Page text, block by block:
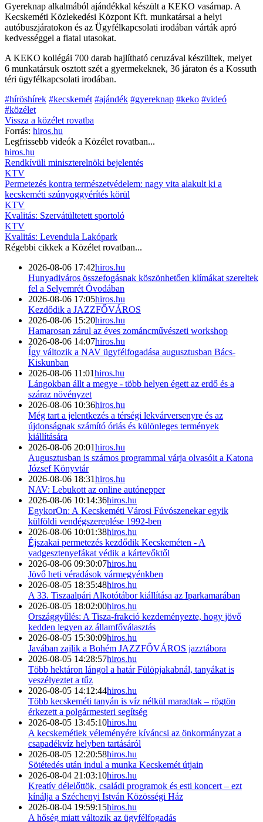
Gyereknap alkalmából ajándékkal készült a KEKO vasárnap. A
Kecskeméti Közlekedési Központ Kft. munkatársai a helyi
autóbuszjáratokon és az Ügyfélkapcsolati irodában várták apró
kedvességgel a fiatal utasokat.
A KEKO kollégái 700 darab hajlítható ceruzával készültek, melyet
6 munkatársuk osztott szét a gyermekeknek, 36 járaton és a Kossuth
téri ügyfélkapcsolati irodában.
#híröshírek #kecskemét #ajándék #gyereknap #keko #videó
#közélet
Vissza a közélet rovatba
Forrás: hiros.hu
Legfrissebb videók a Közélet rovatban...
hiros.hu
Rendkívüli miniszterelnöki bejelentés
KTV
Permetezés kontra természetvédelem: nagy vita alakult ki a
kecskeméti szúnyoggyérítés körül
KTV
Kvalitás: Szervátültetett sportoló
KTV
Kvalitás: Levendula Lakópark
Régebbi cikkek a Közélet rovatban...
2026-08-06 17:42hiros.hu
Hunyadiváros összefogásnak köszönhetően klímákat szereltek
fel a Selyemrét Óvodában
2026-08-06 17:05hiros.hu
Kezdődik a JAZZFŐVÁROS
2026-08-06 15:20hiros.hu
Hamarosan zárul az éves zománcművészeti workshop
2026-08-06 14:07hiros.hu
Így változik a NAV ügyfélfogadása augusztusban Bács-
Kiskunban
2026-08-06 11:01hiros.hu
Lángokban állt a megye - több helyen égett az erdő és a
száraz növényzet
2026-08-06 10:36hiros.hu
Még tart a jelentkezés a térségi lekvárversenyre és az
újdonságnak számító óriás és különleges termények
kiállítására
2026-08-06 20:01hiros.hu
Augusztusban is számos programmal várja olvasóit a Katona
József Könyvtár
2026-08-06 18:31hiros.hu
NAV: Lebukott az online autónepper
2026-08-06 10:14:36hiros.hu
EgykorOn: A Kecskeméti Városi Fúvószenekar egyik
külföldi vendégszereplése 1992-ben
2026-08-06 10:01:38hiros.hu
Éjszakai permetezés kezdődik Kecskeméten - A
vadgesztenyefákat védik a kártevőktől
2026-08-06 09:30:07hiros.hu
Jövő heti véradások vármegyénkben
2026-08-05 18:35:48hiros.hu
A 33. Tiszaalpári Alkotótábor kiállítása az Iparkamarában
2026-08-05 18:02:00hiros.hu
Országgyűlés: A Tisza-frakció kezdeményezte, hogy jövő
kedden legyen az államfőválasztás
2026-08-05 15:30:09hiros.hu
Javában zajlik a Bohém JAZZFŐVÁROS jazztábora
2026-08-05 14:28:57hiros.hu
Több hektáron lángol a határ Fülöpjakabnál, tanyákat is
veszélyeztet a tűz
2026-08-05 14:12:44hiros.hu
Több kecskeméti tanyán is víz nélkül maradtak – rögtön
érkezett a polgármesteri segítség
2026-08-05 13:45:10hiros.hu
A kecskemétiek véleményére kíváncsi az önkormányzat a
csapadékvíz helyben tartásáról
2026-08-05 12:20:58hiros.hu
Sötétedés után indul a munka Kecskemét útjain
2026-08-04 21:03:10hiros.hu
Kreatív délelőttök, családi programok és esti koncert – ezt
kínálja a Széchenyi István Közösségi Ház
2026-08-04 19:59:15hiros.hu
A hőség miatt változik az ügyfélfogadás